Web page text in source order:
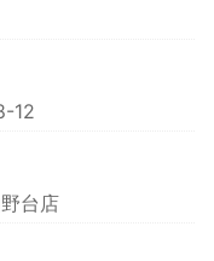
12
台店